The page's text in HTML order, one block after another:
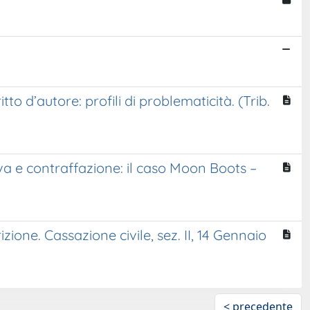
d’autore: profili di problematicità. (Trib.
e contraffazione: il caso Moon Boots –
Cassazione civile, sez. II, 14 Gennaio
< precedente